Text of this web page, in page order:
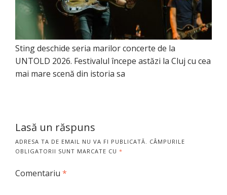
Sting deschide seria marilor concerte de la
UNTOLD 2026. Festivalul începe astăzi la Cluj cu cea
mai mare scenă din istoria sa
Lasă un răspuns
ADRESA TA DE EMAIL NU VA FI PUBLICATĂ.
CÂMPURILE
OBLIGATORII SUNT MARCATE CU *
Comentariu *